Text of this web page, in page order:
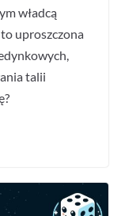
władcą
uproszczona
talii